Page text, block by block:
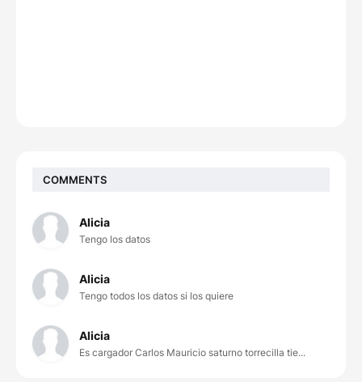
COMMENTS
Alicia
Tengo los datos
Alicia
Tengo todos los datos si los quiere
Alicia
Es cargador Carlos Mauricio saturno torrecilla tie...